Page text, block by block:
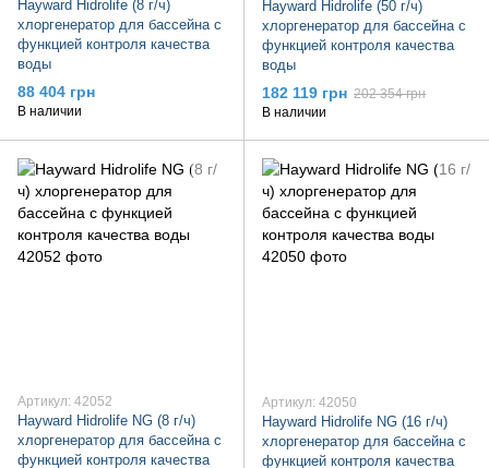
Hayward Hidrolife (8 г/ч)
хлоргенератор для бассейна с
функцией контроля качества
воды
88 404 грн
В наличии
Hayward Hidrolife (50 г/ч)
хлоргенератор для бассейна с
функцией контроля качества
воды
182 119 грн 202 354 грн
В наличии
Артикул: 42052
Hayward Hidrolife NG (8 г/ч)
хлоргенератор для бассейна с
функцией контроля качества
Артикул: 42050
Hayward Hidrolife NG (16 г/ч)
хлоргенератор для бассейна с
функцией контроля качества